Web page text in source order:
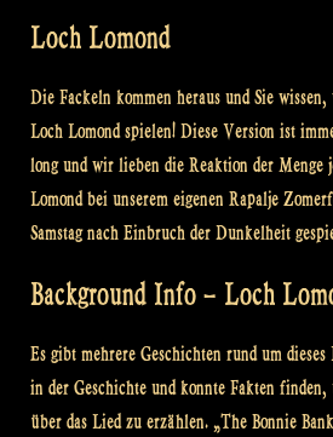
Loch Lomond
Die Fackeln kommen heraus und Sie
Loch Lomond spielen! Diese Version ist
long und wir lieben die Reaktion der Menge
Lomond bei unserem eigenen Rapalje
Samstag nach Einbruch der Dunkelheit
Background Info – Loch
Es gibt mehrere Geschichten rund um
in der Geschichte und konnte Fakten finden,
über das Lied zu erzählen. „The Bonnie